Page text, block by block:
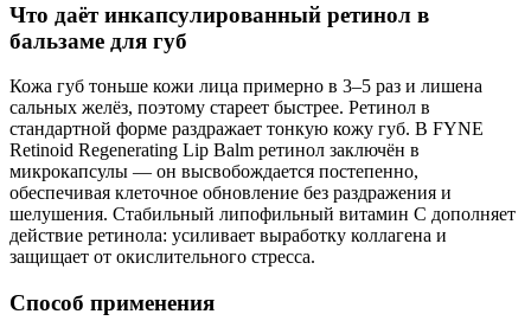
Что даёт инкапсулированный ретинол в
бальзаме для губ
Кожа губ тоньше кожи лица примерно в 3–5 раз и лишена
сальных желёз, поэтому стареет быстрее. Ретинол в
стандартной форме раздражает тонкую кожу губ. В FYNE
Retinoid Regenerating Lip Balm ретинол заключён в
микрокапсулы — он высвобождается постепенно,
обеспечивая клеточное обновление без раздражения и
шелушения. Стабильный липофильный витамин C дополняет
действие ретинола: усиливает выработку коллагена и
защищает от окислительного стресса.
Способ применения